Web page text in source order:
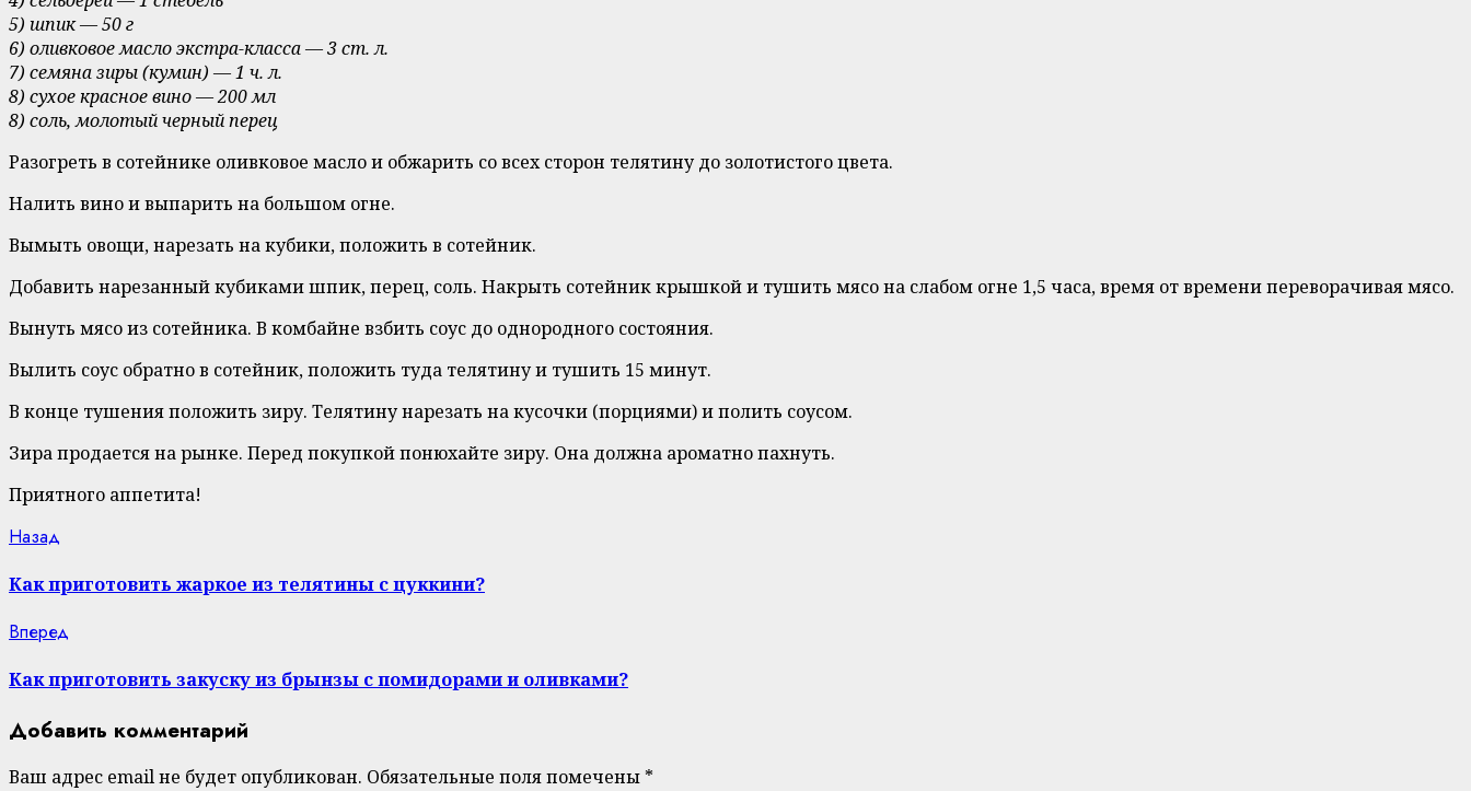
5) шпик — 50 г
6) оливковое масло экстра-класса — 3 ст. л.
7) семяна зиры (кумин) — 1 ч. л.
8) сухое красное вино — 200 мл
8) соль, молотый черный перец
Разогреть в сотейнике оливковое масло и обжарить со всех сторон телятину до золотистого цвета.
Налить вино и выпарить на большом огне.
Вымыть овощи, нарезать на кубики, положить в сотейник.
Добавить нарезанный кубиками шпик, перец, соль. Накрыть сотейник крышкой и тушить мясо на слабом огне 1,5 часа, время от времени переворачивая мясо.
Вынуть мясо из сотейника. В комбайне взбить соус до однородного состояния.
Вылить соус обратно в сотейник, положить туда телятину и тушить 15 минут.
В конце тушения положить зиру. Телятину нарезать на кусочки (порциями) и полить соусом.
Зира продается на рынке. Перед покупкой понюхайте зиру. Она должна ароматно пахнуть.
Приятного аппетита!
Continue
Reading
Назад
Как приготовить жаркое из телятины с цуккини?
Вперед
Как приготовить закуску из брынзы с помидорами и оливками?
Добавить комментарий
Ваш адрес email не будет опубликован. Обязательные поля помечены *